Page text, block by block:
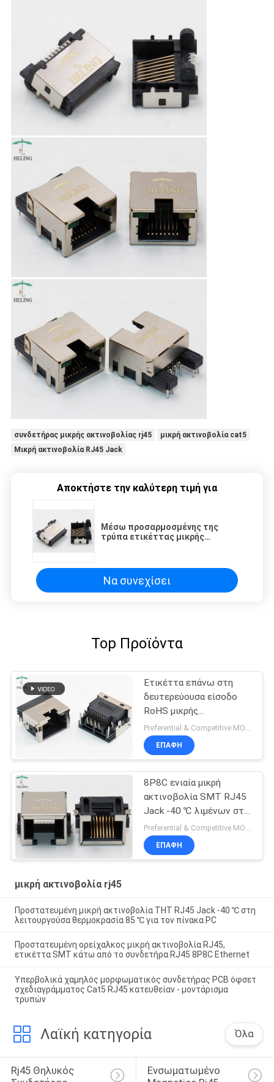
συνδετήρας μικρής ακτινοβολίας rj45
μικρή ακτινοβολία cat5
Μικρή ακτινοβολία RJ45 Jack
Αποκτήστε την καλύτερη τιμή για
Μέσω προσαρμοσμένης της
τρύπα ετικέττας μικρής
LAN
Να συνεχίσει
Top Προϊόντα
Ετικέττα επάνω στη
δευτερεύουσα είσοδο
RoHS μικρής
ακτινοβολίας
συνδετήρων 1x1 8P8C
RJ45 υποχωρητικό
ΕΠΑΦΉ
8P8C ενιαία μικρή
ακτινοβολία SMT RJ45
Jack -40 ℃ λιμένων στη
λειτουργούσα
θερμοκρασία 85 ℃
ΕΠΑΦΉ
μικρή ακτινοβολία rj45
Προστατευμένη μικρή ακτινοβολία THT RJ45 Jack -40 ℃ στη
λειτουργούσα θερμοκρασία 85 ℃ για τον πίνακα PC
Προστατευμένη ορείχαλκος μικρή ακτινοβολία RJ45,
ετικέττα SMT κάτω από το συνδετήρα RJ45 8P8C Ethernet
Υπερβολικά χαμηλός μορφωματικός συνδετήρας PCB όφσετ
σχεδιαγράμματος Cat5 RJ45 κατευθείαν - μοντάρισμα
τρυπών
Λαϊκή κατηγορία Όλα
Rj45 Θηλυκός
Ενσωματωμένο